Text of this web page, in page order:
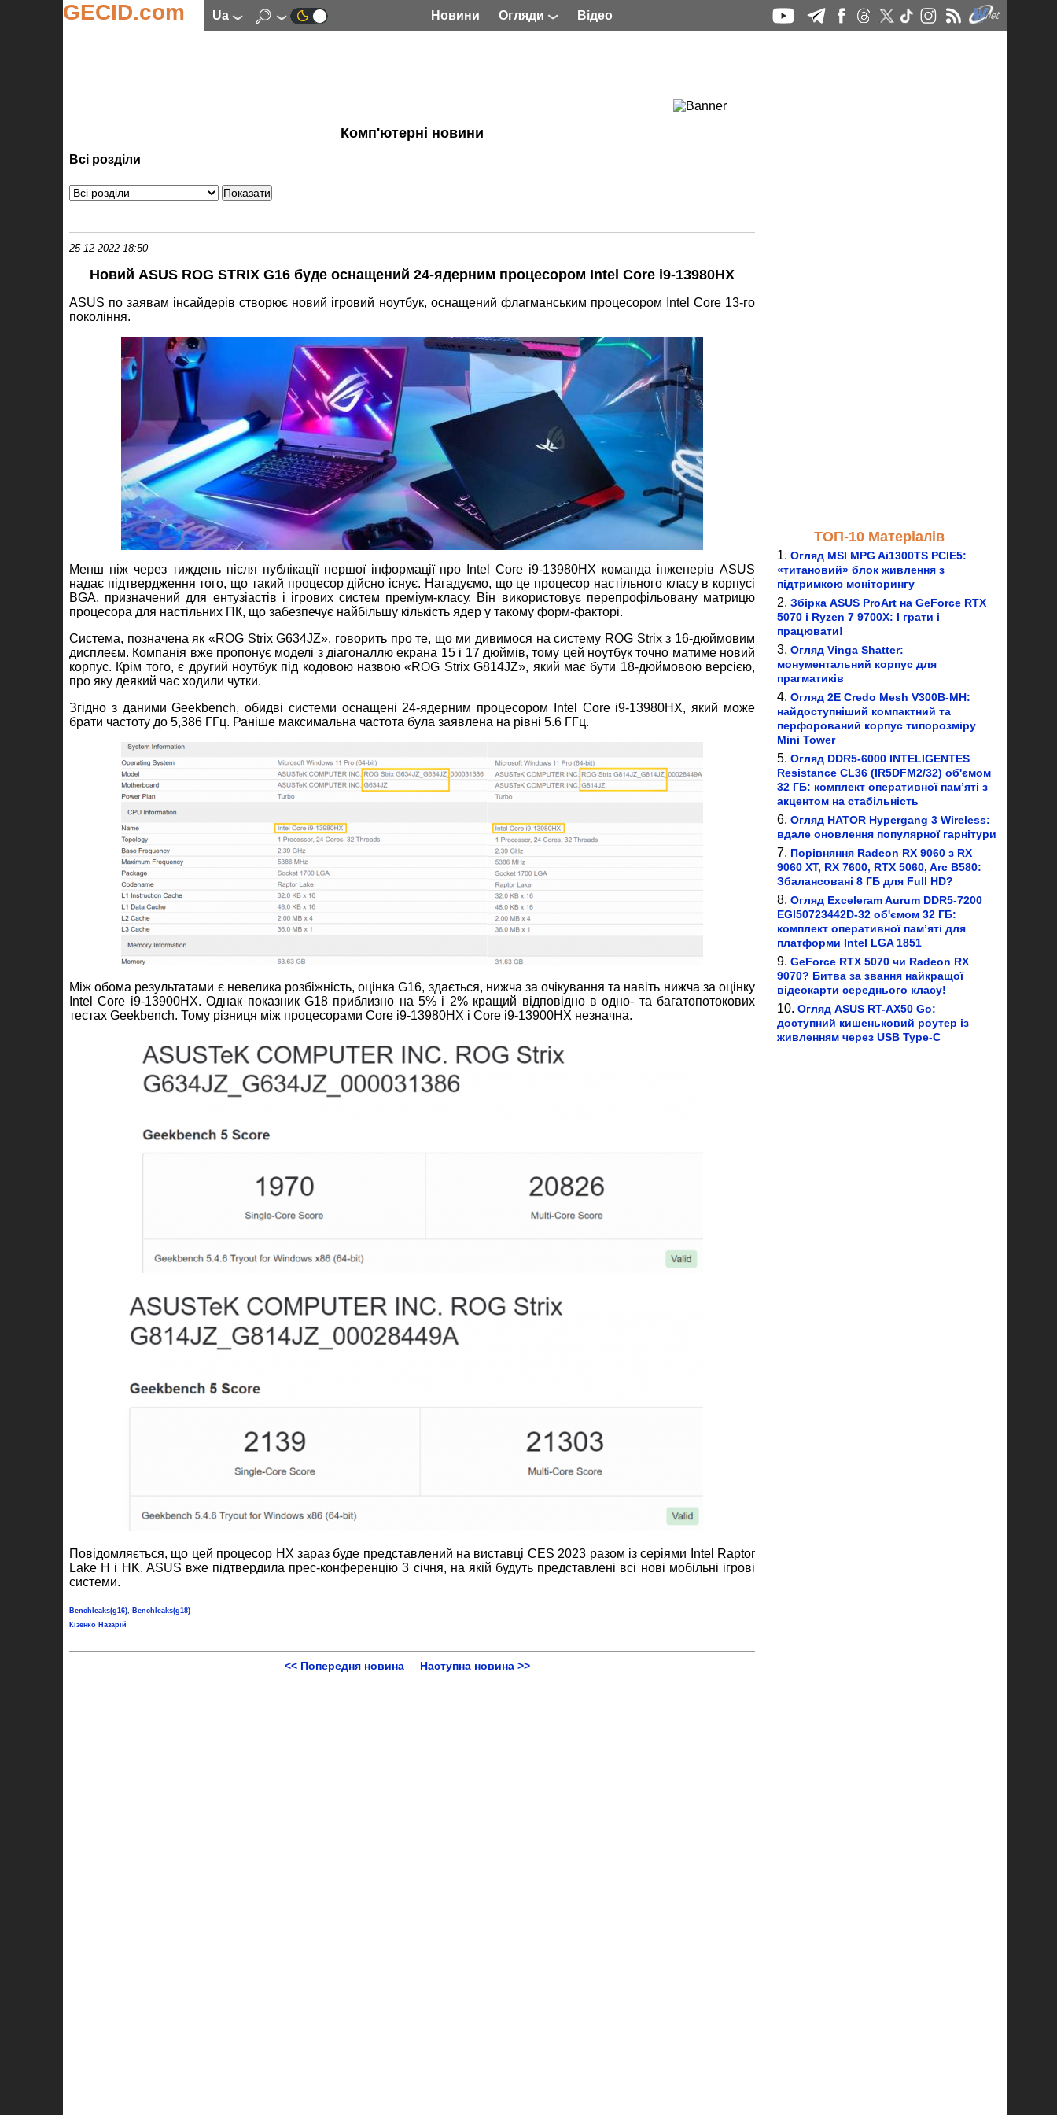
GECID.com ua Новини Огляди Відео
Комп'ютерні новини
Всі розділи
25-12-2022 18:50
Новий ASUS ROG STRIX G16 буде оснащений 24-ядерним процесором Intel Core i9-13980HX
ASUS по заявам інсайдерів створює новий ігровий ноутбук, оснащений флагманським процесором Intel Core 13-го
покоління.
Менш ніж через тиждень після публікації першої інформації про Intel Core i9-13980HX команда інженерів ASUS
надає підтвердження того, що такий процесор дійсно існує. Нагадуємо, що це процесор настільного класу в корпусі
BGA, призначений для ентузіастів і ігрових систем преміум-класу. Він використовує перепрофільовану матрицю
процесора для настільних ПК, що забезпечує найбільшу кількість ядер у такому форм-факторі.
Система, позначена як «ROG Strix G634JZ», говорить про те, що ми дивимося на систему ROG Strix з 16-дюймовим
дисплеєм. Компанія вже пропонує моделі з діагоналлю екрана 15 і 17 дюймів, тому цей ноутбук точно матиме новий
корпус. Крім того, є другий ноутбук під кодовою назвою «ROG Strix G814JZ», який має бути 18-дюймовою версією,
про яку деякий час ходили чутки.
Згідно з даними Geekbench, обидві системи оснащені 24-ядерним процесором Intel Core i9-13980HX, який може
брати частоту до 5,386 ГГц. Раніше максимальна частота була заявлена на рівні 5.6 ГГц.
Між обома результатами є невелика розбіжність, оцінка G16, здається, нижча за очікування та навіть нижча за оцінку
Intel Core i9-13900HX. Однак показник G18 приблизно на 5% і 2% кращий відповідно в одно- та багатопотокових
тестах Geekbench. Тому різниця між процесорами Core i9-13980HX і Core i9-13900HX незначна.
Повідомляється, що цей процесор HX зараз буде представлений на виставці CES 2023 разом із серіями Intel Raptor
Lake H і HK. ASUS вже підтвердила прес-конференцію 3 січня, на якій будуть представлені всі нові мобільні ігрові
системи.
Benchleaks(g16), Benchleaks(g18)
Кізенко Назарій
<< Попередня новина Наступна новина >>
ТОП-10 Матеріалів
Огляд MSI MPG Ai1300TS PCIE5:
«титановий» блок живлення з
підтримкою моніторингу
Збірка ASUS ProArt на GeForce RTX
5070 і Ryzen 7 9700X: І грати і
працювати!
Огляд Vinga Shatter:
монументальний корпус для
прагматиків
Огляд 2E Credo Mesh V300B-MH:
найдоступніший компактний та
перфорований корпус типорозміру
Mini Tower
Огляд DDR5-6000 INTELIGENTES
Resistance CL36 (IR5DFM2/32) об'ємом
32 ГБ: комплект оперативної пам’яті з
акцентом на стабільність
Огляд HATOR Hypergang 3 Wireless:
вдале оновлення популярної гарнітури
Порівняння Radeon RX 9060 з RX
9060 XT, RX 7600, RTX 5060, Arc B580:
Збалансовані 8 ГБ для Full HD?
Огляд Exceleram Aurum DDR5-7200
EGI50723442D-32 об'ємом 32 ГБ:
комплект оперативної пам’яті для
платформи Intel LGA 1851
GeForce RTX 5070 чи Radeon RX
9070? Битва за звання найкращої
відеокарти середнього класу!
Огляд ASUS RT-AX50 Go:
доступний кишеньковий роутер із
живленням через USB Type-C